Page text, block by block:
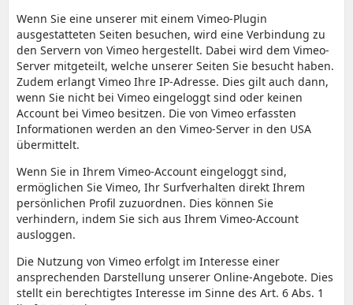
Wenn Sie eine unserer mit einem Vimeo-Plugin
ausgestatteten Seiten besuchen, wird eine Verbindung zu
den Servern von Vimeo hergestellt. Dabei wird dem Vimeo-
Server mitgeteilt, welche unserer Seiten Sie besucht haben.
Zudem erlangt Vimeo Ihre IP-Adresse. Dies gilt auch dann,
wenn Sie nicht bei Vimeo eingeloggt sind oder keinen
Account bei Vimeo besitzen. Die von Vimeo erfassten
Informationen werden an den Vimeo-Server in den USA
übermittelt.
Wenn Sie in Ihrem Vimeo-Account eingeloggt sind,
ermöglichen Sie Vimeo, Ihr Surfverhalten direkt Ihrem
persönlichen Profil zuzuordnen. Dies können Sie
verhindern, indem Sie sich aus Ihrem Vimeo-Account
ausloggen.
Die Nutzung von Vimeo erfolgt im Interesse einer
ansprechenden Darstellung unserer Online-Angebote. Dies
stellt ein berechtigtes Interesse im Sinne des Art. 6 Abs. 1